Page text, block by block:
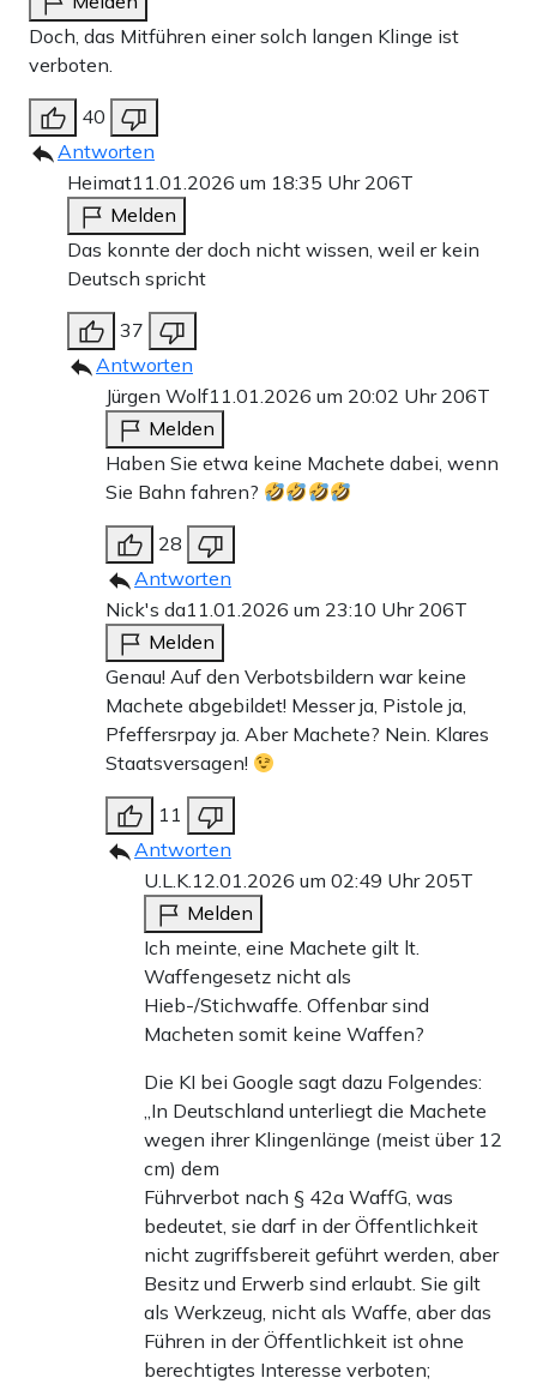
Doch, das Mitführen einer solch langen Klinge ist
verboten.
40
Antworten
Heimat11.01.2026 um 18:35 Uhr 206T
Melden
Das konnte der doch nicht wissen, weil er kein
Deutsch spricht
37
Antworten
Jürgen Wolf11.01.2026 um 20:02 Uhr 206T
Melden
Haben Sie etwa keine Machete dabei, wenn
Sie Bahn fahren?
28
Antworten
Nick's da11.01.2026 um 23:10 Uhr 206T
Melden
Genau! Auf den Verbotsbildern war keine
Machete abgebildet! Messer ja, Pistole ja,
Pfeffersrpay ja. Aber Machete? Nein. Klares
Staatsversagen!
11
Antworten
U.L.K.12.01.2026 um 02:49 Uhr 205T
Melden
Ich meinte, eine Machete gilt lt.
Waffengesetz nicht als
Hieb-/Stichwaffe. Offenbar sind
Macheten somit keine Waffen?
Die KI bei Google sagt dazu Folgendes:
„In Deutschland unterliegt die Machete
wegen ihrer Klingenlänge (meist über 12
cm) dem
Führverbot nach § 42a WaffG, was
bedeutet, sie darf in der Öffentlichkeit
nicht zugriffsbereit geführt werden, aber
Besitz und Erwerb sind erlaubt. Sie gilt
als Werkzeug, nicht als Waffe, aber das
Führen in der Öffentlichkeit ist ohne
berechtigtes Interesse verboten;